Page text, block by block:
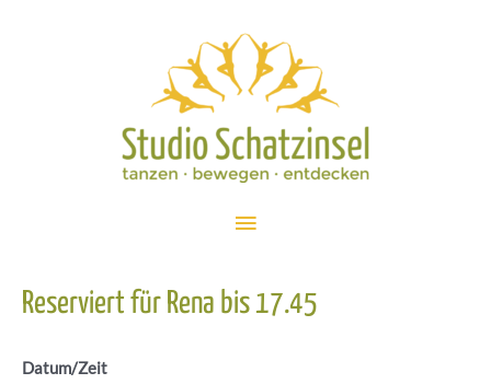
Hauptmenü
Reserviert für Rena bis 17.45
Datum/Zeit